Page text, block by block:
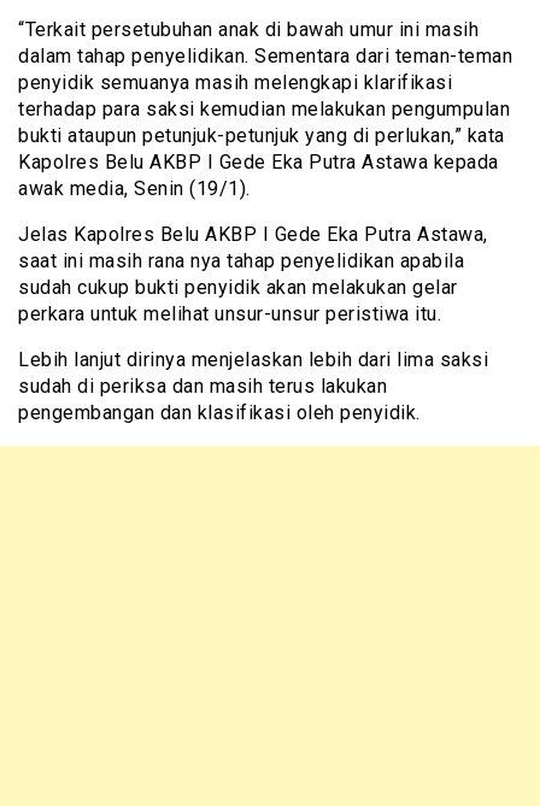
“Terkait persetubuhan anak di bawah umur ini masih
dalam tahap penyelidikan. Sementara dari teman-teman
penyidik semuanya masih melengkapi klarifikasi
terhadap para saksi kemudian melakukan pengumpulan
bukti ataupun petunjuk-petunjuk yang di perlukan,” kata
Kapolres Belu AKBP I Gede Eka Putra Astawa kepada
awak media, Senin (19/1).
Jelas Kapolres Belu AKBP I Gede Eka Putra Astawa,
saat ini masih rana nya tahap penyelidikan apabila
sudah cukup bukti penyidik akan melakukan gelar
perkara untuk melihat unsur-unsur peristiwa itu.
Lebih lanjut dirinya menjelaskan lebih dari lima saksi
sudah di periksa dan masih terus lakukan
pengembangan dan klasifikasi oleh penyidik.